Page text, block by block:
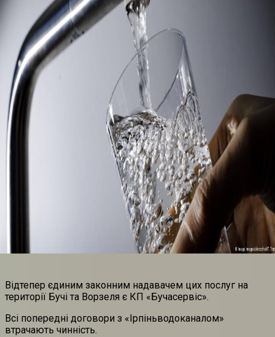
Відтепер єдиним законним надавачем цих послуг на
території Бучі та Ворзеля є КП «Бучасервіс».
Всі попередні договори з «Ірпіньводоканалом»
втрачають чинність.